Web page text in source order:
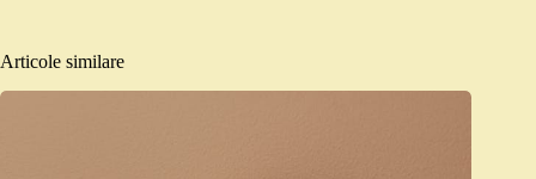
Articole similare